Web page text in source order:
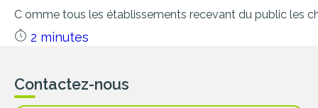
C omme tous les établissements recevant du public les
2 minutes
Contactez-nous